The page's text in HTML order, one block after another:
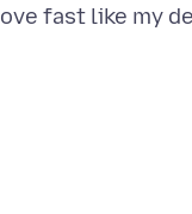
fast like my